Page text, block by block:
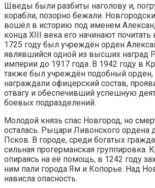
Шведы были разбиты наголову и,
корабли, позорно бежали.
вошёл в историю под именем
конца XIII века его начинают почитать
1725 году был учреждён орден
являвшийся одной из высших наград
империи до 1917 года. В 1942 году в
также был учреждён подобный
награждали офицерский состав,
отвагу и обеспечивший успешную
боевых подразделений.
Молодой князь спас Новгород, но
осталась. Рыцари Ливонского ордена
Псков. В городе, среди богатых
сильная прогерманская группировка.
опираясь на её помощь, в 1242 году
ним пали города Ям и Копорье. Над
нависла опасность.